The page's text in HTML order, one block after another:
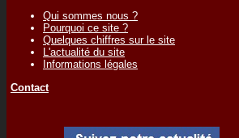
Qui sommes nous ?
Pourquoi ce site ?
Quelques chiffres sur le site
L'actualité du site
Informations légales
Contact